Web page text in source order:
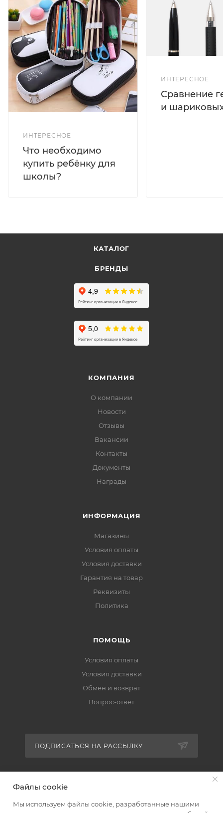
ИНТЕРЕСНОЕ
Что необходимо
купить ребёнку для
школы?
ИНТЕРЕСНОЕ
Сравнение
и
КАТАЛОГ
БРЕНДЫ
КОМПАНИЯ
О компании
Новости
Отзывы
Вакансии
Контакты
Документы
Награды
ИНФОРМАЦИЯ
Магазины
Условия оплаты
Условия доставки
Гарантия на товар
Реквизиты
Политика
ПОМОЩЬ
Условия оплаты
Условия доставки
Обмен и возврат
Вопрос-ответ
ПОДПИСАТЬСЯ НА РАССЫЛКУ
altus@poligraf-kit.ru
Файлы cookie
Мы используем файлы cookie, разработанные нашими